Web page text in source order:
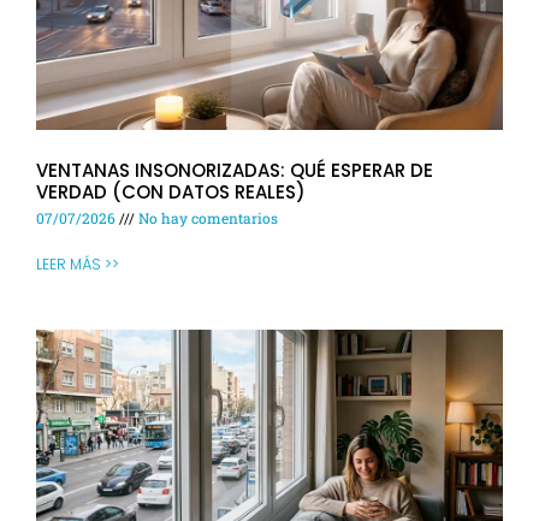
VENTANAS INSONORIZADAS: QUÉ ESPERAR DE
VERDAD (CON DATOS REALES)
07/07/2026 No hay comentarios
LEER MÁS >>